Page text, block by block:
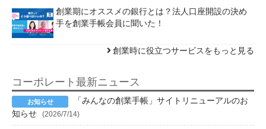
創業期にオススメの銀行とは？法人口座開設の決め
手を創業手帳会員に聞いた！
創業時に役立つサービスをもっと見る
コーポレート最新ニュース
「みんなの創業手帳」サイトリニューアルのお
知らせ
(2026/7/14)